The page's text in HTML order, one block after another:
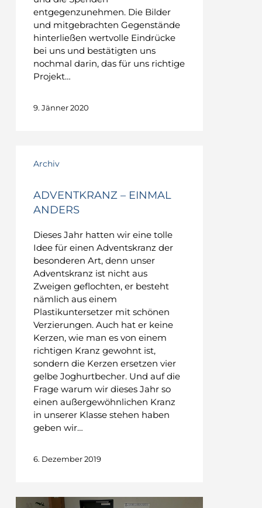
entgegenzunehmen. Die Bilder
und mitgebrachten Gegenstände
hinterließen wertvolle Eindrücke
bei uns und bestätigten uns
nochmal darin, das für uns richtige
Projekt…
9. Jänner 2020
Archiv
ADVENTKRANZ – EINMAL
ANDERS
Dieses Jahr hatten wir eine tolle
Idee für einen Adventskranz der
besonderen Art, denn unser
Adventskranz ist nicht aus
Zweigen geflochten, er besteht
nämlich aus einem
Plastikuntersetzer mit schönen
Verzierungen. Auch hat er keine
Kerzen, wie man es von einem
richtigen Kranz gewohnt ist,
sondern die Kerzen ersetzen vier
gelbe Joghurtbecher. Und auf die
Frage warum wir dieses Jahr so
einen außergewöhnlichen Kranz
in unserer Klasse stehen haben
geben wir…
6. Dezember 2019